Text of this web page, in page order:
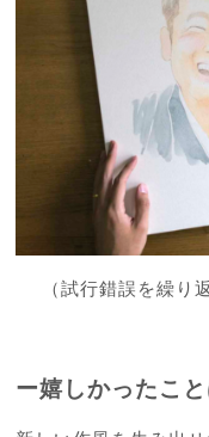
（試行錯誤を繰り
ー嬉しかったこ